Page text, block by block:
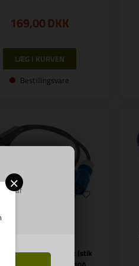
af
169,00DKK
Bestillingsvare
adapterkabel Schweiz (stik
×